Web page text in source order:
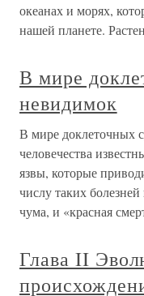
океанах и морях,
нашей планете.
В мире
невидимок
В мире доклеточных
человечества
язвы, которые
числу таких
чума, и «красная
Глава II